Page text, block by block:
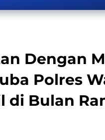
Dengan
Polres
di Bulan